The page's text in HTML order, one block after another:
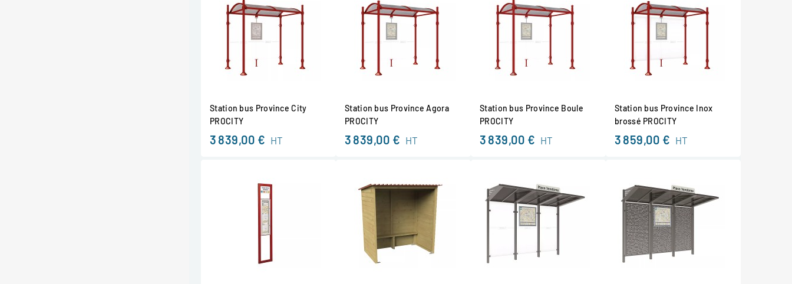
Station bus Province City
PROCITY
3 839,00 € HT
Station bus Province Agora
PROCITY
3 839,00 € HT
Station bus Province Boule
PROCITY
3 839,00 € HT
Station bus Province Inox
brossé PROCITY
3 859,00 € HT